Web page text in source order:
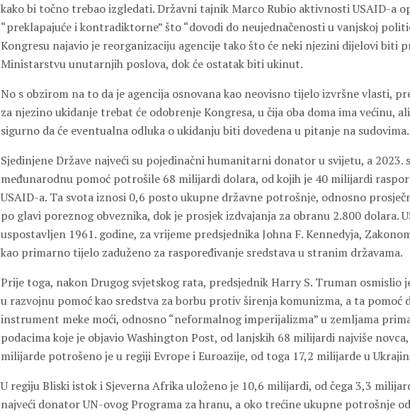
kako bi točno trebao izgledati. Državni tajnik Marco Rubio aktivnosti USAID-a
“preklapajuće i kontradiktorne” što “dovodi do neujednačenosti u vanjskoj
Kongresu najavio je reorganizaciju agencije tako što će neki njezini dijelovi biti
Ministarstvu unutarnjih poslova, dok će ostatak biti ukinut.
No s obzirom na to da je agencija osnovana kao neovisno tijelo izvršne vlasti,
za njezino ukidanje trebat će odobrenje Kongresa, u čija oba doma ima većinu,
sigurno da će eventualna odluka o ukidanju biti dovedena u pitanje na sudovima.
Sjedinjene Države najveći su pojedinačni humanitarni donator u svijetu, a 2023.
međunarodnu pomoć potrošile 68 milijardi dolara, od kojih je 40 milijardi
USAID-a. Ta svota iznosi 0,6 posto ukupne državne potrošnje, odnosno
po glavi poreznog obveznika, dok je prosjek izdvajanja za obranu 2.800 dolara.
uspostavljen 1961. godine, za vrijeme predsjednikaJohna F. Kennedyja,
kao primarno tijelo zaduženo za raspoređivanje sredstava u stranim državama.
Prije toga, nakon Drugog svjetskog rata, predsjednikHarry S. Truman osmislio
u razvojnu pomoć kao sredstva za borbu protiv širenja komunizma, a ta pomoć
instrument meke moći, odnosno “neformalnog imperijalizma” u zemljama
podacima koje je objavio Washington Post, od lanjskih 68 milijardi najviše
milijarde potrošeno je u regiji Evrope i Euroazije, od toga 17,2 milijarde u
U regiju Bliski istok i Sjeverna Afrika uloženo je 10,6 milijardi, od čega 3,3
najveći donator UN-ovog Programa za hranu, a oko trećine ukupne potrošnje